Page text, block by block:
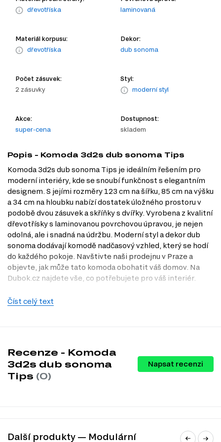
dřevotříska
laminovaná
Materiál korpusu:
dřevotříska
Dekor:
dub sonoma
Počet zásuvek:
2 zásuvky
Styl:
moderní styl
Akce:
super-cena
Dostupnost:
skladem
Popis - Komoda 3d2s dub sonoma Tips
Komoda 3d2s dub sonoma Tips je ideálním řešením pro
moderní interiéry, kde se snoubí funkčnost s elegantním
designem. S jejími rozměry 123 cm na šířku, 85 cm na výšku
a 34 cm na hloubku nabízí dostatek úložného prostoru v
podobě dvou zásuvek a skříňky s dvířky. Vyrobena z kvalitní
dřevotřísky s laminovanou povrchovou úpravou, je nejen
odolná, ale i snadná na údržbu. Moderní styl a dekor dub
sonoma dodávají komodě nadčasový vzhled, který se hodí
do každého pokoje. Navštivte naši prodejnu v Praze a
objevte, jak může tato komoda obohatit váš domov. Na
Dubok.cz najdete vše, co potřebujete pro váš interiér.
Dostupné modifikace produktu
Charakteristiky, vlastnosti a výhody
Moderní design.
povrchovou úpravou, komoda je odolná proti poškrábání a snadno
Číst celý text
Recenze - Komoda
3d2s dub sonoma
Tips (0)
Napsat recenzi
Další produkty — Modulární